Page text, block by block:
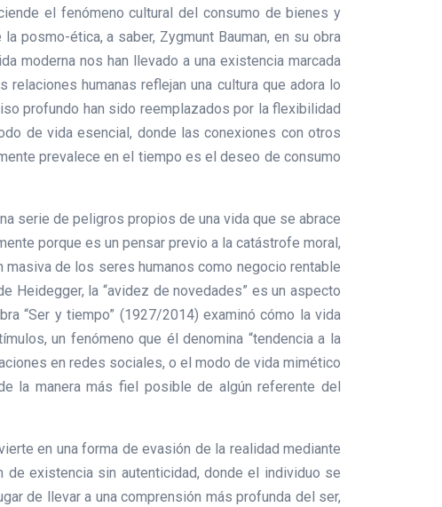
el fenómeno cultural del consumo de bienes y
posmo-ética, a saber, Zygmunt Bauman, en su obra
moderna nos han llevado a una existencia marcada
humanas reflejan una cultura que adora lo
profundo han sido reemplazados por la flexibilidad
de vida esencial, donde las conexiones con otros
prevalece en el tiempo es el deseo de consumo
serie de peligros propios de una vida que se abrace
porque es un pensar previo a la catástrofe moral,
de los seres humanos como negocio rentable
Heidegger, la “avidez de novedades” es un aspecto
“Ser y tiempo” (1927/2014) examinó cómo la vida
un fenómeno que él denomina “tendencia a la
en redes sociales, o el modo de vida mimético
la manera más fiel posible de algún referente del
en una forma de evasión de la realidad mediante
existencia sin autenticidad, donde el individuo se
de llevar a una comprensión más profunda del ser,